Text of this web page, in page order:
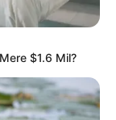
$1.6 Mil?